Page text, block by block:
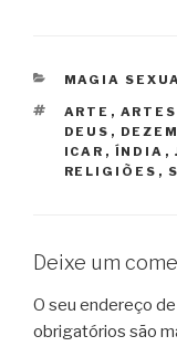
CATEGORIAS
MAGIA
TAGS
ARTE , ARTES
DEUS ,
ICAR , ÍNDIA ,
RELIGIÕES ,
Deixe um
O seu endereço
obrigatórios são